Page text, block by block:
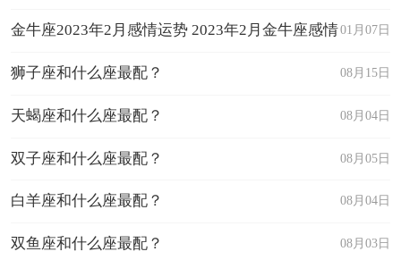
运程详解 01月07日
金牛座2023年2月感情运势 2023年2月金牛座感情
运程详解 08月15日
狮子座和什么座最配？
08月04日
天蝎座和什么座最配？
08月05日
双子座和什么座最配？
08月04日
白羊座和什么座最配？
08月03日
双鱼座和什么座最配？